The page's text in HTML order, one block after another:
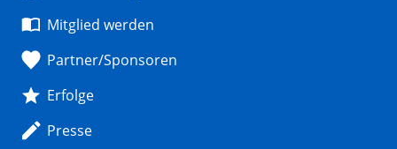
Mitglied werden
Partner/Sponsoren
Erfolge
Presse